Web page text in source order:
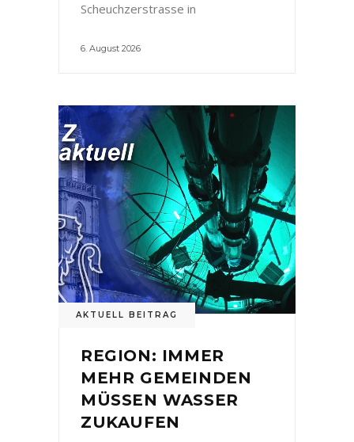
Scheuchzerstrasse in
6. August 2026
AKTUELL BEITRAG
REGION: IMMER
MEHR GEMEINDEN
MÜSSEN WASSER
ZUKAUFEN